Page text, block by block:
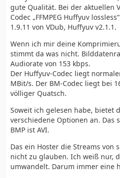
gute Qualität. Bei der aktuellen
Codec „FFMPEG Huffyuv
1.9.11 von VDub, Huffyuv v2.1.1.
Wenn ich mir deine
stimmt da was nicht.
Audiorate von 153 kbps.
Der Huffyuv-Codec liegt
MBit/s. Der BM-Codec liegt bei
völliger Quatsch.
Soweit ich gelesen habe, bietet
verschiedene Optionen an. Das
BMP ist AVI.
Das ein Hoster die Streams von
nicht zu glauben. Ich weiß nur,
umwandelt. Darum immer eine